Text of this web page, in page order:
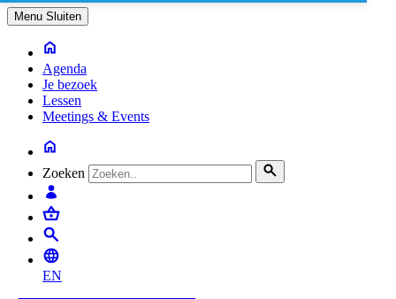
Menu Sluiten
Agenda
Je bezoek
Lessen
Meetings & Events
Zoeken
EN